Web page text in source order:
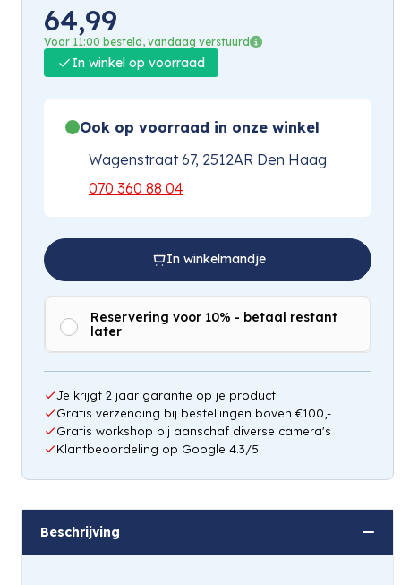
64,99
Voor 11:00 besteld, vandaag verstuurd
In winkel op voorraad
Ook op voorraad in onze winkel
Wagenstraat 67, 2512AR Den Haag
070 360 88 04
In winkelmandje
Reservering voor 10% - betaal restant
later
Je krijgt 2 jaar garantie op je product
Gratis verzending bij bestellingen boven €100,-
Gratis workshop bij aanschaf diverse camera's
Klantbeoordeling op Google 4.3/5
Beschrijving